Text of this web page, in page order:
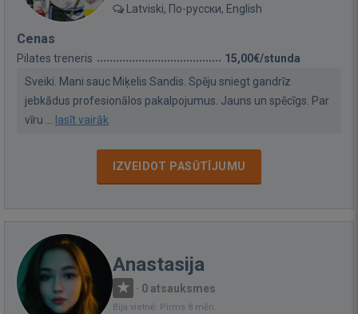
Latviski, По-русски, English
Cenas
Pilates treneris
15,00€/stunda
Sveiki. Mani sauc Miķelis Sandis. Spēju sniegt gandrīz
jebkādus profesionālos pakalpojumus. Jauns un spēcīgs. Par
vīru ...
lasīt vairāk
IZVEIDOT PASŪTĪJUMU
Anastasija
· 0 atsauksmes
Bija vietnē: Pirms 8 mēn.